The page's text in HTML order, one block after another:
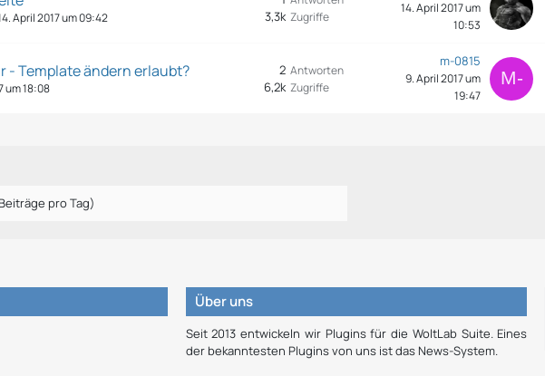
April 2017 um 09:42 Zugriffe
3,3k
14. April 2017 um
10:53
- Template ändern erlaubt?
um 18:08
Antworten
2
Zugriffe
6,2k
m-0815
9. April 2017 um
19:47
pro Tag)
Über uns
Seit 2013 entwickeln wir Plugins für die WoltLab Suite. Eines
der bekanntesten Plugins von uns ist das News-System.